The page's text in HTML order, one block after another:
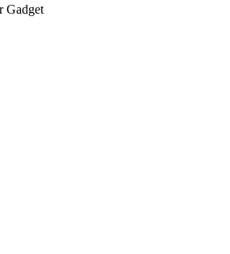
Gadget